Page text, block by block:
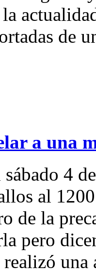
de
a una
sábado 4
al
de la
pero